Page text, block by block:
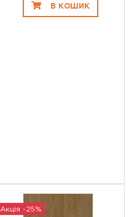
В КОШИК
Акція -25%